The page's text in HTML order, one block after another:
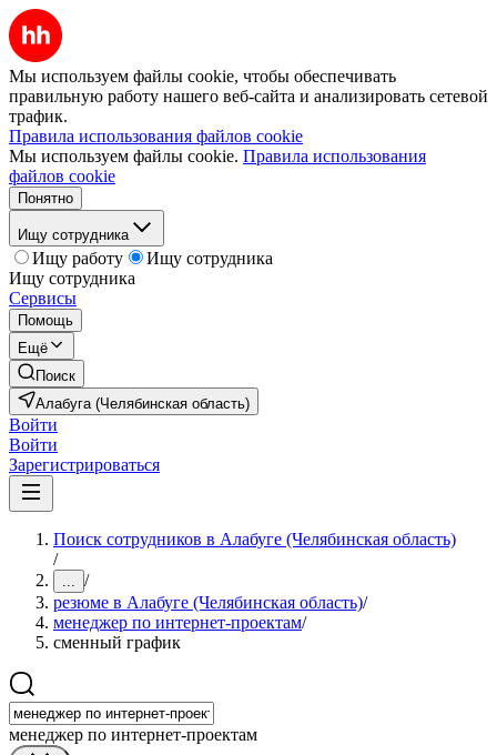
Мы используем файлы cookie, чтобы обеспечивать
правильную работу нашего веб-сайта и анализировать сетевой
трафик.
Правила использования файлов cookie
Мы используем файлы cookie. Правила использования
файлов cookie
Понятно
Ищу сотрудника
Ищу работу
Ищу сотрудника
Ищу сотрудника
Сервисы
Помощь
Ещё
Поиск
Алабуга (Челябинская область)
Войти
Войти
Зарегистрироваться
Поиск сотрудников в Алабуге (Челябинская область)
/
... /
резюме в Алабуге (Челябинская область)/
менеджер по интернет-проектам/
сменный график
менеджер по интернет-проектам